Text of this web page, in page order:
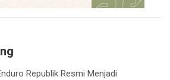
Republik Resmi Menjadi